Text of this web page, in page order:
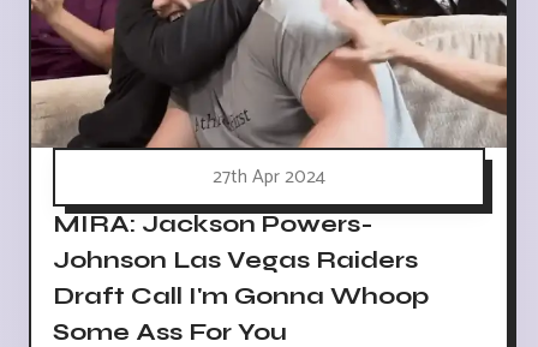
27th Apr 2024
MIRA: Jackson Powers-
Johnson Las Vegas Raiders
Draft Call I'm Gonna Whoop
Some Ass For You